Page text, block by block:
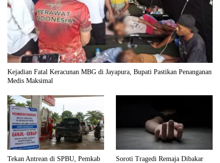
Kejadian Fatal Keracunan MBG di Jayapura, Bupati Pastikan Penanganan
Medis Maksimal
Tekan Antrean di SPBU, Pemkab
Soroti Tragedi Remaja Dibakar